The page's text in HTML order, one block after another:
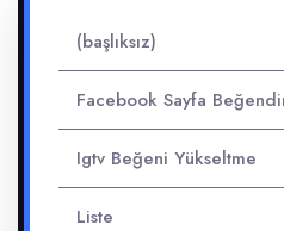
(başlıksız)
Facebook Sayfa
Igtv Beğeni Yükseltme
Liste